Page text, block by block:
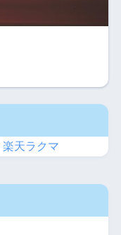
楽天ラクマ